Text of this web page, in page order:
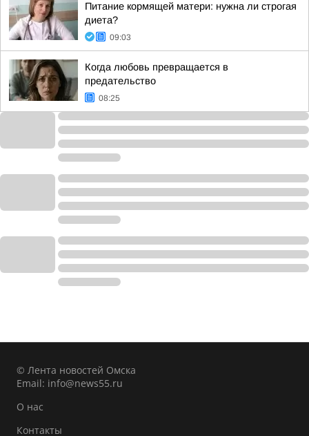
Питание кормящей матери: нужна ли строгая
диета?
09:03
Когда любовь превращается в
предательство
08:25
© Лента новостей Омска
Email: info@news55.ru
О нас
Контакты